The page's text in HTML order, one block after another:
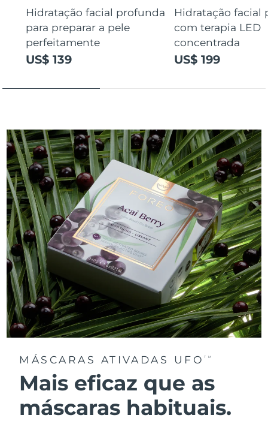
Hidratação facial profunda
para preparar a pele
perfeitamente
US$ 139
Hidratação facial
com terapia LED
concentrada
US$ 199
MÁSCARAS ATIVADAS UFOTM
Mais eficaz que as
máscaras habituais.